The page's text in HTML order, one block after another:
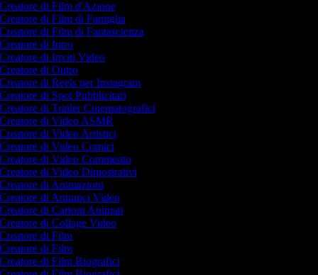
di Film d'Azione
di Film di Famiglia
di Film di Fantascienza
di Intro
di Inviti Video
di Outro
di Reels per Instagram
di Spot Pubblicitari
di Trailer Cinematografici
di Video ASMR
di Video Artistici
di Video Comici
di Video Commento
di Video Dimostrativi
di Animazioni
di Annunci Video
di Cartoni Animati
di Collage Video
di Film
di Film
di Film Biografici